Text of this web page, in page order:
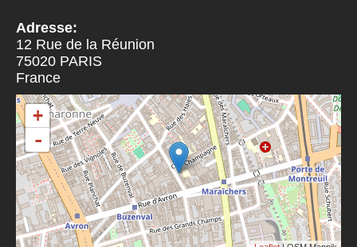
Adresse:
12 Rue de la Réunion
75020 PARIS
France
+
-